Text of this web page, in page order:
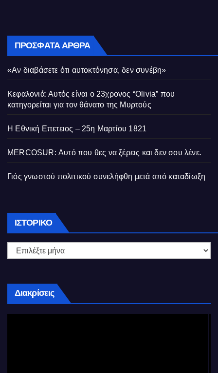
ΠΡΌΣΦΑΤΑ ΆΡΘΡΑ
«Αν διαβάσετε ότι αυτοκτόνησα, δεν συνέβη»
Κεφαλονιά: Αυτός είναι ο 23χρονος “Olivia” που
κατηγορείται για τον θάνατο της Μυρτούς
Η Εθνική Επετειος – 25η Μαρτίου 1821
MERCOSUR: Αυτό που θες να ξέρεις και δεν σου λένε.
Γιός γνωστού πολιτικού συνελήφθη μετά από καταδίωξη
ΙΣΤΟΡΙΚΌ Ιστορικό
Διακρίσεις